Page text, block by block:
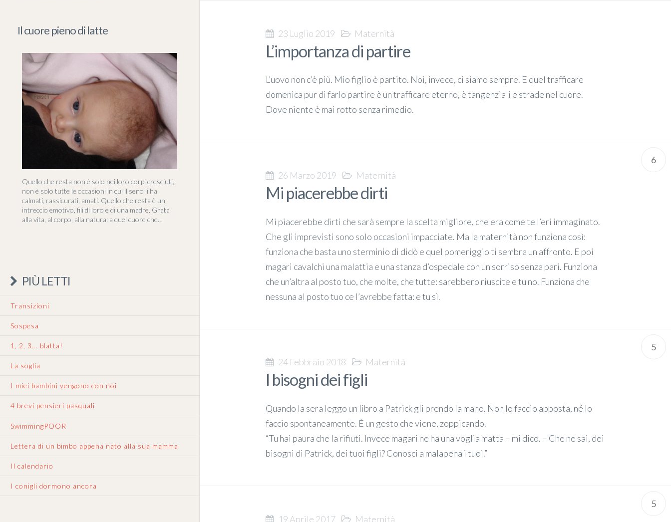
23 Luglio 2019 Maternità
L’importanza di partire
L’uovo non c’è più. Mio figlio è partito. Noi, invece, ci siamo sempre. E quel trafficare
domenica pur di farlo partire è un trafficare eterno, è tangenziali e strade nel cuore.
Dove niente è mai rotto senza rimedio.
6
26 Marzo 2019
Maternità
Mi piacerebbe dirti
Mi piacerebbe dirti che sarà sempre la scelta migliore, che era come te l’eri immaginato.
Che gli imprevisti sono solo occasioni impacciate. Ma la maternità non funziona così:
funziona che basta uno sterminio di didò e quel pomeriggio ti sembra un affronto. E poi
magari cavalchi una malattia e una stanza d’ospedale con un sorriso senza pari. Funziona
che un’altra al posto tuo, che molte, che tutte: sarebbero riuscite e tu no. Funziona che
nessuna al posto tuo ce l’avrebbe fatta: e tu sì.
5
24 Febbraio 2018
Maternità
I bisogni dei figli
Quando la sera leggo un libro a Patrick gli prendo la mano. Non lo faccio apposta, né lo
faccio spontaneamente. È un gesto che viene, zoppicando.
“Tu hai paura che la rifiuti. Invece magari ne ha una voglia matta – mi dico. – Che ne sai, dei
bisogni di Patrick, dei tuoi figli? Conosci a malapena i tuoi.”
5
19 Aprile 2017
Maternità
Il cuore pieno di latte
Quello che resta non è solo nei loro corpi cresciuti,
non è solo tutte le occasioni in cui il seno li ha
calmati, rassicurati, amati. Quello che resta è un
intreccio emotivo, fili di loro e di una madre. Grata
alla vita, al corpo, alla natura: a quel cuore che…
PIÙ LETTI
Transizioni
Sospesa
1, 2, 3... blatta!
La soglia
I miei bambini vengono con noi
4 brevi pensieri pasquali
SwimmingPOOR
Lettera di un bimbo appena nato alla sua mamma
Il calendario
I conigli dormono ancora